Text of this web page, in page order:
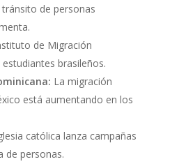
tránsito de personas
de Migración
brasileños.
La migración
está aumentando en los
católica lanza campañas
de personas.